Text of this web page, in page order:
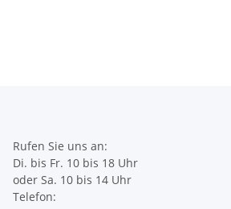
Rufen Sie uns an:
Di. bis Fr. 10 bis 18 Uhr
oder Sa. 10 bis 14 Uhr
Telefon: